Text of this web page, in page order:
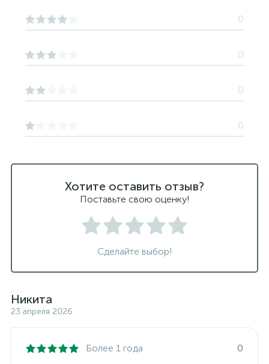
Хотите оставить отзыв?
Поставьте свою оценку!
Сделайте выбор!
Никита
23 апреля 2026
Более 1 года
0
0
0
0
0